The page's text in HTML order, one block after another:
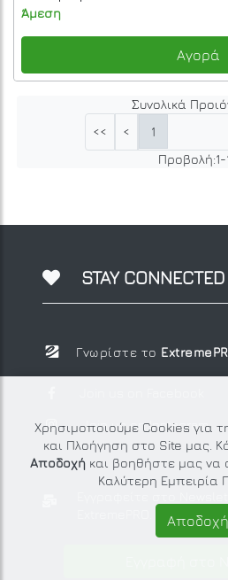
Άμεση
Αγορά
Συνολικά
<<
< 1
Προβολή:1-
Χρησιμοποιούμε Cookies για
και Πλοήγηση στο Site μας.
Αποδοχήκαι βοηθήστε μας να
Καλύτερη Εμπειρία
Αποδοχή
STAY CONNECTED
Γνωρίστε το
Join us on Instagram